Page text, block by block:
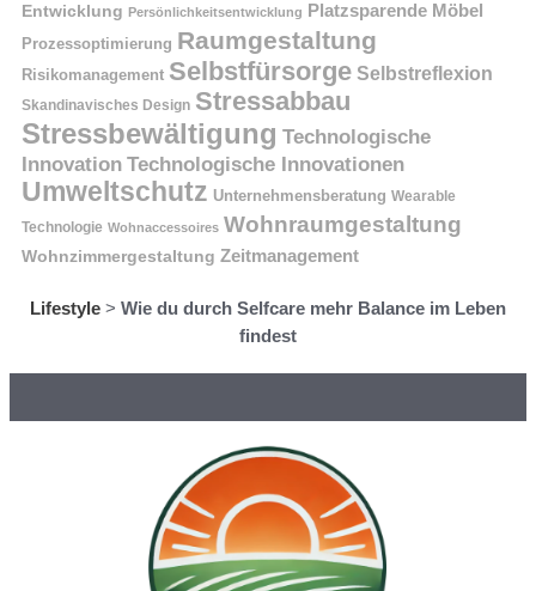
Entwicklung Persönlichkeitsentwicklung Platzsparende Möbel
Prozessoptimierung Raumgestaltung
Risikomanagement Selbstfürsorge Selbstreflexion
Skandinavisches Design Stressabbau
Stressbewältigung Technologische
Innovation Technologische Innovationen
Umweltschutz Unternehmensberatung Wearable
Technologie Wohnaccessoires Wohnraumgestaltung
Wohnzimmergestaltung Zeitmanagement
Lifestyle > Wie du durch Selfcare mehr Balance im Leben
findest